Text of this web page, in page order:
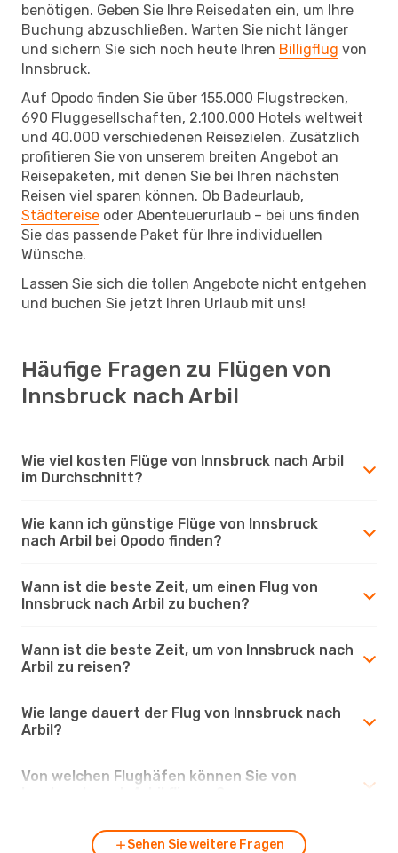
benötigen. Geben Sie Ihre Reisedaten ein, um Ihre
Buchung abzuschließen. Warten Sie nicht länger
und sichern Sie sich noch heute Ihren Billigflug von
Innsbruck.
Auf Opodo finden Sie über 155.000 Flugstrecken,
690 Fluggesellschaften, 2.100.000 Hotels weltweit
und 40.000 verschiedenen Reisezielen. Zusätzlich
profitieren Sie von unserem breiten Angebot an
Reisepaketen, mit denen Sie bei Ihren nächsten
Reisen viel sparen können. Ob Badeurlaub,
Städtereise oder Abenteuerurlaub – bei uns finden
Sie das passende Paket für Ihre individuellen
Wünsche.
Lassen Sie sich die tollen Angebote nicht entgehen
und buchen Sie jetzt Ihren Urlaub mit uns!
Häufige Fragen zu Flügen von
Innsbruck nach Arbil
Wie viel kosten Flüge von Innsbruck nach Arbil
im Durchschnitt?
Wie kann ich günstige Flüge von Innsbruck
nach Arbil bei Opodo finden?
Wann ist die beste Zeit, um einen Flug von
Innsbruck nach Arbil zu buchen?
Wann ist die beste Zeit, um von Innsbruck nach
Arbil zu reisen?
Wie lange dauert der Flug von Innsbruck nach
Arbil?
Von welchen Flughäfen können Sie von
Sehen Sie weitere Fragen